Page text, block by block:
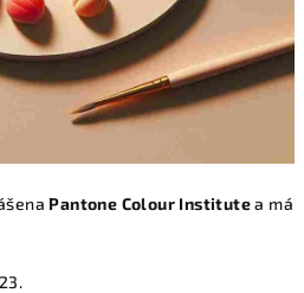
Pantone Colour Institutea má